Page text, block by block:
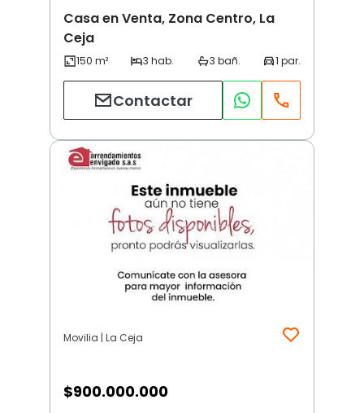
Casa en Venta, Zona Centro, La
Ceja
Contactar
Movilia | La Ceja
$900.000.000